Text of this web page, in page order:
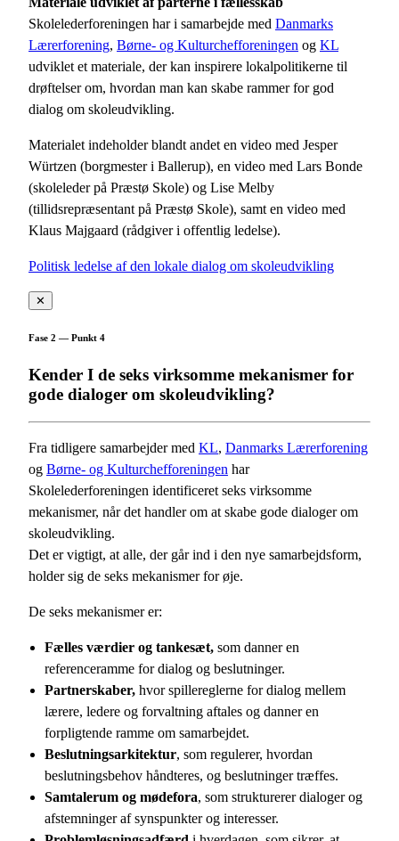
Skolelederforeningen har i samarbejde med Danmarks
Lærerforening, Børne- og Kulturchefforeningen og KL
udviklet et materiale, der kan inspirere lokalpolitikerne til
drøftelser om, hvordan man kan skabe rammer for god
dialog om skoleudvikling.
Materialet indeholder blandt andet en video med Jesper
Würtzen (borgmester i Ballerup), en video med Lars Bonde
(skoleleder på Præstø Skole) og Lise Melby
(tillidsrepræsentant på Præstø Skole), samt en video med
Klaus Majgaard (rådgiver i offentlig ledelse).
Politisk ledelse af den lokale dialog om skoleudvikling
✕
Fase 2 — Punkt 4
Kender I de seks virksomme mekanismer for
gode dialoger om skoleudvikling?
Fra tidligere samarbejder med KL, Danmarks Lærerforening
og Børne- og Kulturchefforeningen har
Skolelederforeningen identificeret seks virksomme
mekanismer, når det handler om at skabe gode dialoger om
skoleudvikling.
Det er vigtigt, at alle, der går ind i den nye samarbejdsform,
holder sig de seks mekanismer for øje.
De seks mekanismer er:
Fælles værdier og tankesæt, som danner en
referenceramme for dialog og beslutninger.
Partnerskaber, hvor spillereglerne for dialog mellem
lærere, ledere og forvaltning aftales og danner en
forpligtende ramme om samarbejdet.
Beslutningsarkitektur, som regulerer, hvordan
beslutningsbehov håndteres, og beslutninger træffes.
Samtalerum og mødefora, som strukturerer dialoger og
afstemninger af synspunkter og interesser.